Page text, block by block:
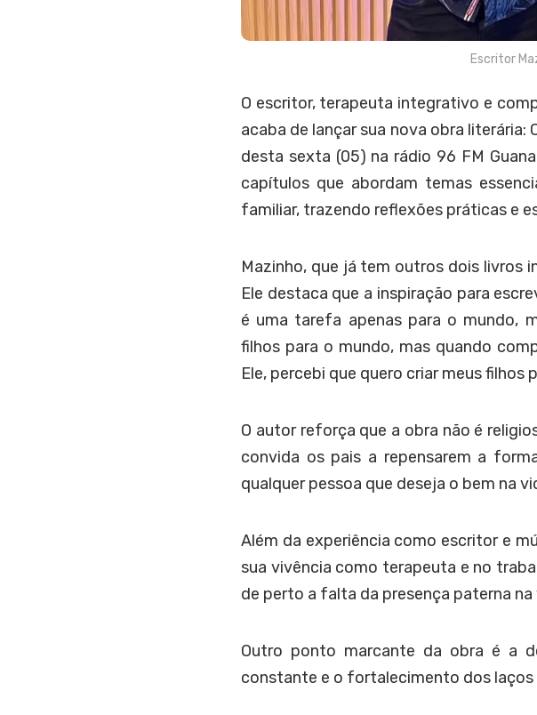
Escritor
O escritor, terapeuta integrativo e
acaba de lançar sua nova obra literária:
desta sexta (05) na rádio 96 FM
capítulos que abordam temas
familiar, trazendo reflexões práticas e
Mazinho, que já tem outros dois livros
Ele destaca que a inspiração para
é uma tarefa apenas para o mundo,
filhos para o mundo, mas quando
Ele, percebi que quero criar meus filhos
O autor reforça que a obra não é
convida os pais a repensarem a
qualquer pessoa que deseja o bem na
Além da experiência como escritor e
sua vivência como terapeuta e no
de perto a falta da presença paterna
Outro ponto marcante da obra é a
constante e o fortalecimento dos